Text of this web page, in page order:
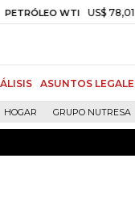
WTI US$ 78,01 US$
ASUNTOS
HOGAR GRUPO NUTRESA